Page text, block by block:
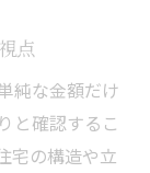
点
純な金額だけ
と確認するこ
宅の構造や立